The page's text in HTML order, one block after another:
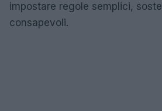
impostare regole semplici,
consapevoli.